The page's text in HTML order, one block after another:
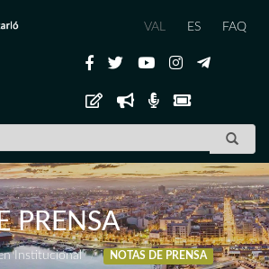
VAL ES FAQ
PRENSA
Institucional NOTAS DE PRENSA